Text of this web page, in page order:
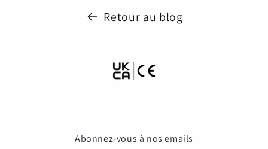
Retour au blog
Abonnez-vous à nos emails